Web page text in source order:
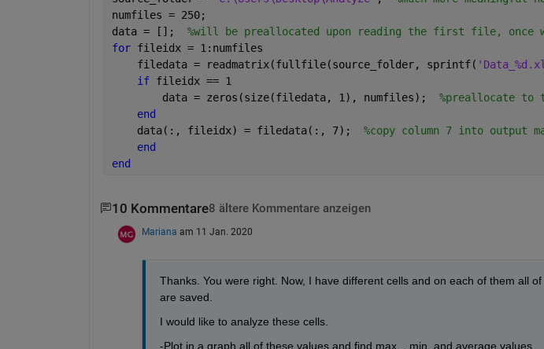
numfiles = 250;
data = []; %will be preallocated upon reading the first file, once
for fileidx = 1:numfiles
    filedata = readmatrix(fullfile(source_folder, sprintf(
if fileidx == 1
        data = zeros(size(filedata, 1), numfiles);
%preallocate to
end
    data(:, fileidx) = filedata(:, 7);
%copy column 7 into output
end
end
10 Kommentare8 ältere Kommentare anzeigen
Mariana am 11 Jan. 2020
Thanks. You were right. Now, I have different cells and on each of them all
are saved.
I would like to analyze these cells.
-Plot in a graph all of these values and find max. , min. and average values